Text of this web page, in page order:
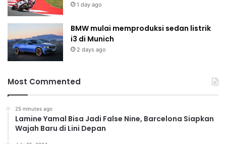
1 day ago
BMW mulai memproduksi sedan listrik
i3 di Munich
2 days ago
Most Commented
25 minutes ago
Lamine Yamal Bisa Jadi False Nine, Barcelona Siapkan
Wajah Baru di Lini Depan